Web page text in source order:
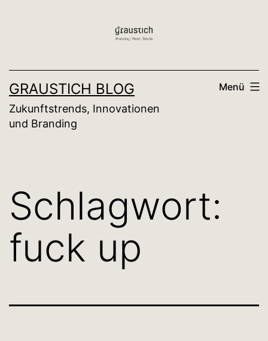
GRAUSTICH BLOG
Zukunftstrends, Innovationen
und Branding
Menü
Schlagwort:
fuck up